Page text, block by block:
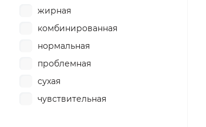
увлажнение
укрепление
успокоение
жирная
комбинированная
нормальная
проблемная
сухая
чувствительная